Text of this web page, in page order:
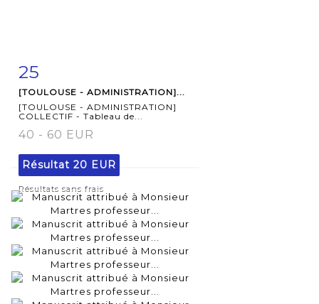
25
[TOULOUSE - ADMINISTRATION]...
[TOULOUSE - ADMINISTRATION]
COLLECTIF - Tableau de...
40 - 60 EUR
Résultat 20 EUR
Résultats sans frais